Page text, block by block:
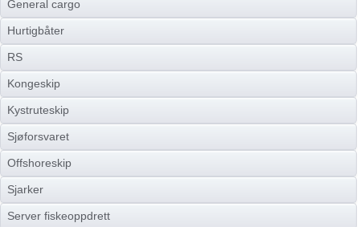
General cargo
Hurtigbåter
RS
Kongeskip
Kystruteskip
Sjøforsvaret
Offshoreskip
Sjarker
Server fiskeoppdrett